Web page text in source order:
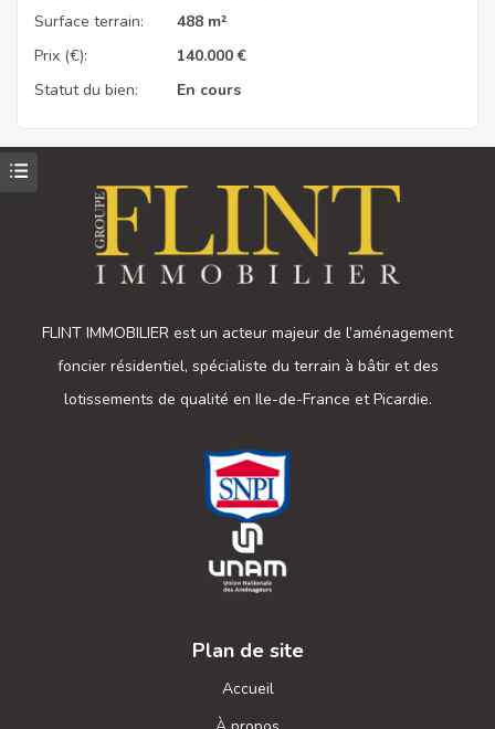
Surface terrain:
488 m²
Prix (€):
140.000 €
Statut du bien:
En cours
FLINT IMMOBILIER est un acteur majeur de l’aménagement
foncier résidentiel, spécialiste du terrain à bâtir et des
lotissements de qualité en Ile-de-France et Picardie.
Plan de site
Accueil